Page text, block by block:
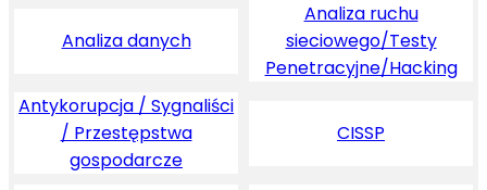
Analiza danych
Analiza ruchu
sieciowego/Testy
Penetracyjne/Hacking
Antykorupcja / Sygnaliści
/ Przestępstwa
gospodarcze
CISSP